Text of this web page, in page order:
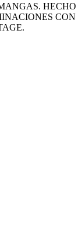
HECHO
CON